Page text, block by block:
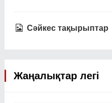
Сәйкес тақырыптар
Жаңалықтар легі